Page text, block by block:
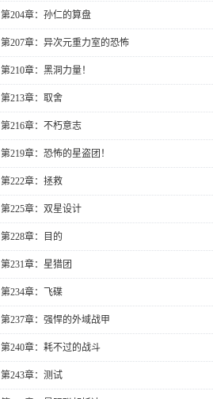
第204章：孙仁的算盘
第207章：异次元重力室的恐怖
第210章：黑洞力量！
第213章：取舍
第216章：不朽意志
第219章：恐怖的星盗团！
第222章：拯救
第225章：双星设计
第228章：目的
第231章：星猎团
第234章：飞碟
第237章：强悍的外域战甲
第240章：耗不过的战斗
第243章：测试